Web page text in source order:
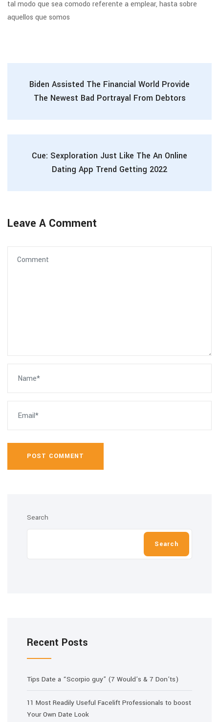
tal modo que sea comodo referente a emplear, hasta sobre
aquellos que somos
Biden Assisted The Financial World Provide
The Newest Bad Portrayal From Debtors
Cue: Sexploration Just Like The An Online
Dating App Trend Getting 2022
Leave A Comment
POST COMMENT
Search
Search
Recent Posts
Tips Date a “Scorpio guy” (7 Would’s & 7 Don’ts)
11 Most Readily Useful Facelift Professionals to boost
Your Own Date Look